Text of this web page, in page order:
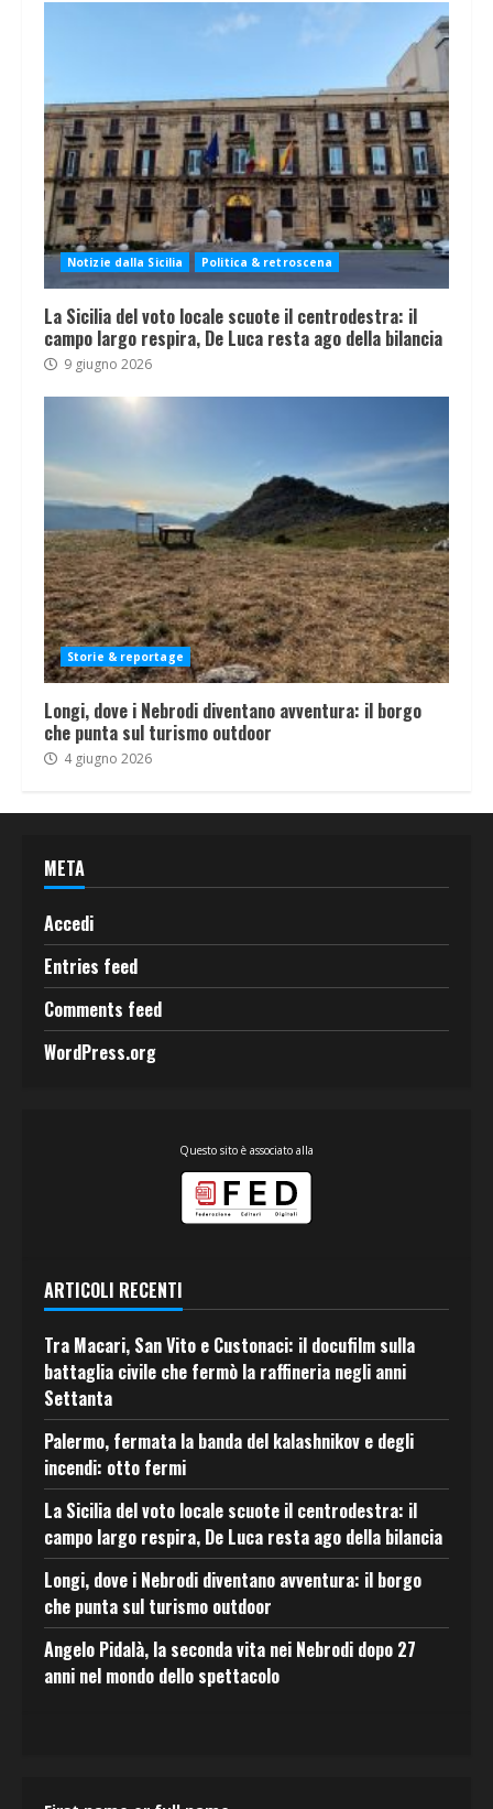
Notizie dalla Sicilia Politica & retroscena
La Sicilia del voto locale scuote il centrodestra: il
campo largo respira, De Luca resta ago della bilancia
9 giugno 2026
Storie & reportage
Longi, dove i Nebrodi diventano avventura: il borgo
che punta sul turismo outdoor
4 giugno 2026
META
Accedi
Entries feed
Comments feed
WordPress.org
Questo sito è associato alla
ARTICOLI RECENTI
Tra Macari, San Vito e Custonaci: il docufilm sulla
battaglia civile che fermò la raffineria negli anni
Settanta
Palermo, fermata la banda del kalashnikov e degli
incendi: otto fermi
La Sicilia del voto locale scuote il centrodestra: il
campo largo respira, De Luca resta ago della bilancia
Longi, dove i Nebrodi diventano avventura: il borgo
che punta sul turismo outdoor
Angelo Pidalà, la seconda vita nei Nebrodi dopo 27
anni nel mondo dello spettacolo